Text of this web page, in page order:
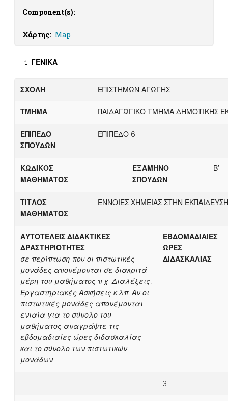
Component(s):
Χάρτης: Map
ΓΕΝΙΚΑ
ΣΧΟΛΗ ΕΠΙΣΤΗΜΩΝ ΑΓΩΓΗΣ
ΤΜΗΜΑ ΠΑΙΔΑΓΩΓΙΚΟ ΤΜΗΜΑ ΔΗΜΟΤΙΚΗΣ
ΕΠΙΠΕΔΟ
ΣΠΟΥΔΩΝ
ΕΠΙΠΕΔΟ 6
ΚΩΔΙΚΟΣ
ΜΑΘΗΜΑΤΟΣ
ΕΞΑΜΗΝΟ
ΣΠΟΥΔΩΝ
Β’
ΤΙΤΛΟΣ
ΜΑΘΗΜΑΤΟΣ
ΕΝΝΟΙΕΣ ΧΗΜΕΙΑΣ ΣΤΗΝ ΕΚΠΑΙΔΕΥΣΗ
ΑΥΤΟΤΕΛΕΙΣ ΔΙΔΑΚΤΙΚΕΣ
ΔΡΑΣΤΗΡΙΟΤΗΤΕΣ
σε περίπτωση που οι πιστωτικές
μονάδες απονέμονται σε διακριτά
μέρη του μαθήματος π.χ. Διαλέξεις,
Εργαστηριακές Ασκήσεις κ.λπ. Αν οι
πιστωτικές μονάδες απονέμονται
ενιαία για το σύνολο του
μαθήματος αναγράψτε τις
εβδομαδιαίες ώρες διδασκαλίας
και το σύνολο των πιστωτικών
μονάδων
ΕΒΔΟΜΑΔΙΑΙΕΣ
ΩΡΕΣ
ΔΙΔΑΣΚΑΛΙΑΣ
3